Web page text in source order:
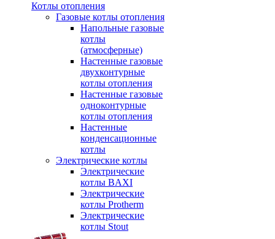
Котлы отопления
Газовые котлы отопления
Напольные газовые
котлы
(атмосферные)
Настенные газовые
двухконтурные
котлы отопления
Настенные газовые
одноконтурные
котлы отопления
Настенные
конденсационные
котлы
Электрические котлы
Электрические
котлы BAXI
Электрические
котлы Protherm
Электрические
котлы Stout